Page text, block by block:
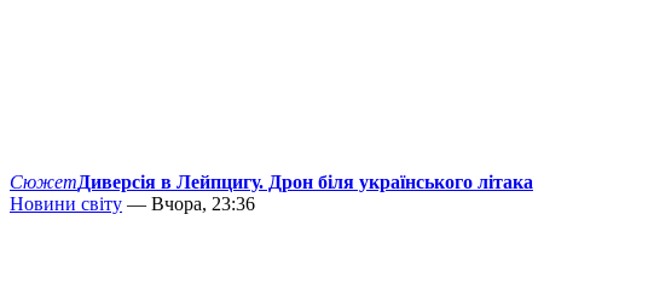
СюжетДиверсія в Лейпцигу. Дрон біля українського літака
Новини світу — Вчора, 23:36